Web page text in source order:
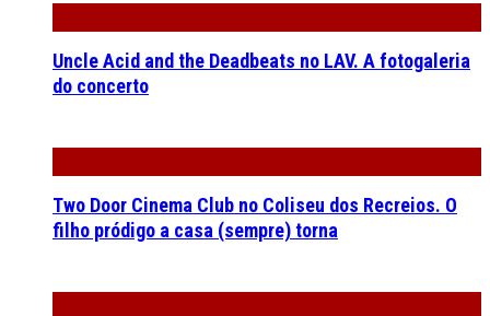
Uncle Acid and the Deadbeats no LAV. A fotogaleria
do concerto
Two Door Cinema Club no Coliseu dos Recreios. O
filho pródigo a casa (sempre) torna